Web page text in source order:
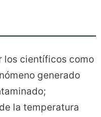
los científicos como
generado
la temperatura